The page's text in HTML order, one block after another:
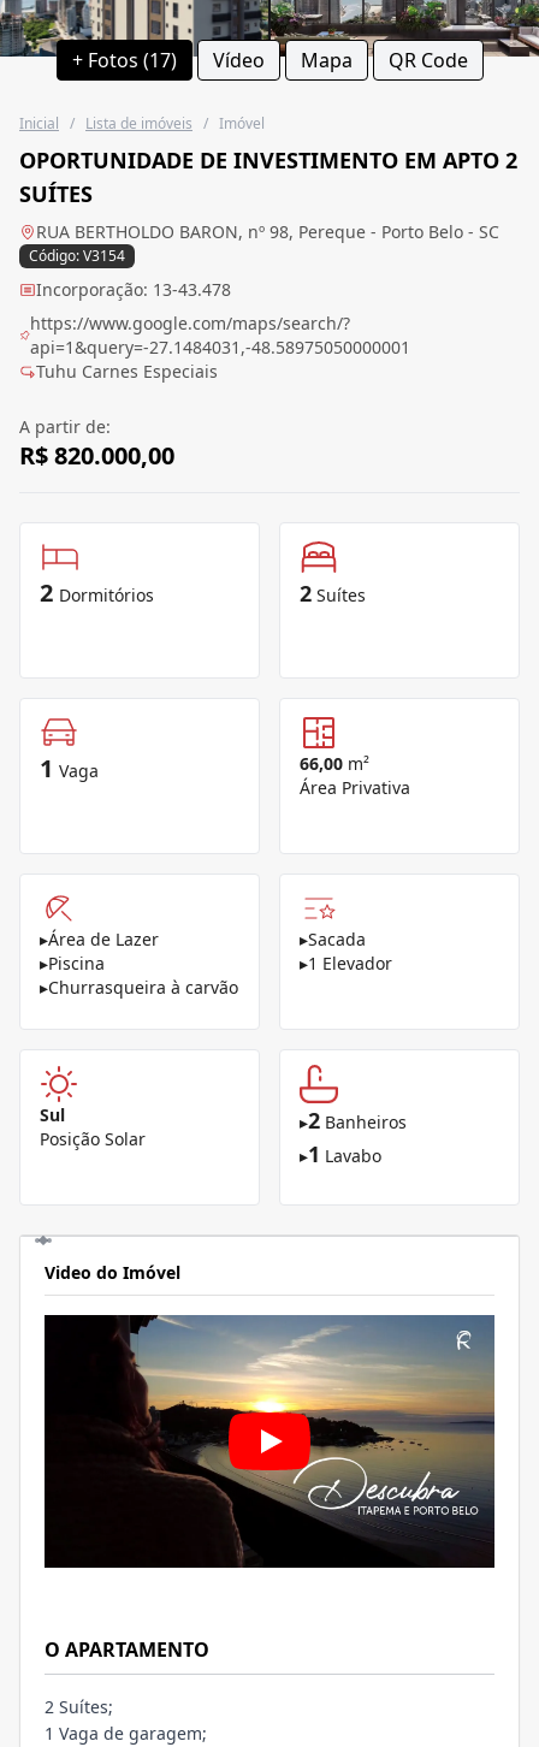
+ Fotos (17) Vídeo Mapa QR Code
Inicial / Lista de imóveis / Imóvel
OPORTUNIDADE DE INVESTIMENTO EM APTO 2
SUÍTES
RUA BERTHOLDO BARON, nº 98, Pereque - Porto Belo - SC
Código: V3154
Incorporação: 13-43.478
https://www.google.com/maps/search/?
api=1&query=-27.1484031,-48.58975050000001
Tuhu Carnes Especiais
A partir de:
R$ 820.000,00
2 Dormitórios 2 Suítes
1 Vaga 66,00 m²
Área Privativa
▸Área de Lazer
▸Piscina
▸Churrasqueira à carvão
▸Sacada
▸1 Elevador
Sul
Posição Solar
▸2 Banheiros
▸1 Lavabo
Video do Imóvel
O APARTAMENTO
2 Suítes;
1 Vaga de garagem;